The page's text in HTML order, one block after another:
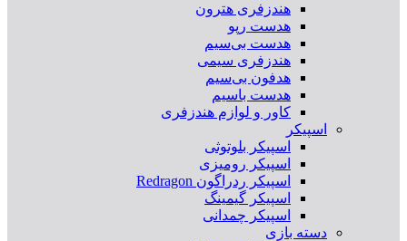
هندزفری هترون
هدست رپو
هدست بی‌سیم
هندزفری سیمی
هدفون بی‌سیم
هدست باسیم
کاور و لوازم هندزفری
اسپیکر
اسپیکر بلوتوثی
اسپیکر رومیزی
اسپیکر ردراگون Redragon
اسپیکر گیمینگ
اسپیکر چمدانی
دسته بازی